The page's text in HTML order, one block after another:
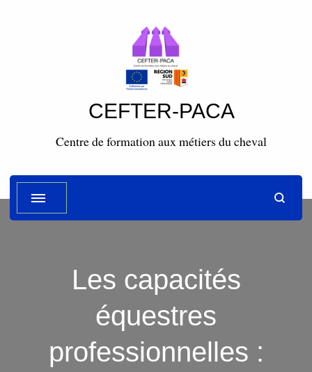
CEFTER-PACA
Centre de formation aux métiers du cheval
Les capacités
équestres
professionnelles :